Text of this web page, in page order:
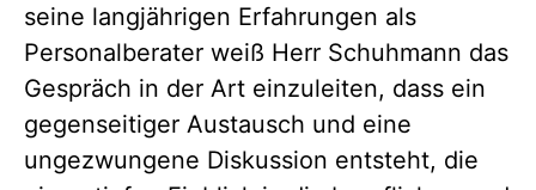
seine langjährigen Erfahrungen als
Personalberater weiß Herr Schuhmann das
Gespräch in der Art einzuleiten, dass ein
gegenseitiger Austausch und eine
ungezwungene Diskussion entsteht, die